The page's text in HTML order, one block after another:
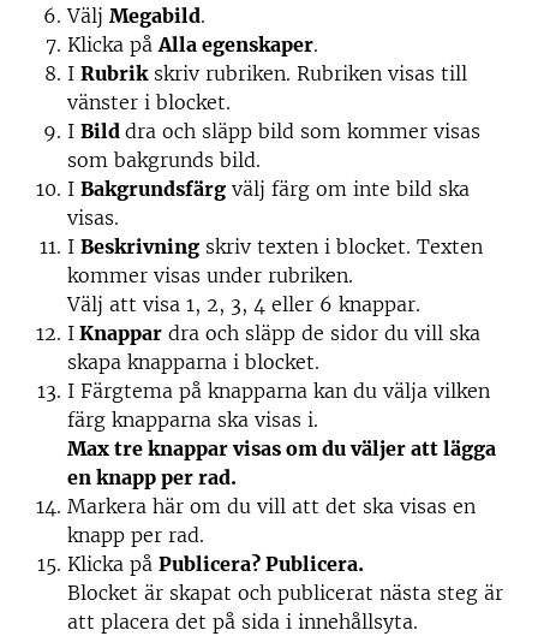
Välj Megabild.
Klicka påAlla egenskaper.
I Rubrikskriv rubriken. Rubriken visas till
vänster i blocket.
I Bild dra och släpp bild som kommer visas
som bakgrunds bild.
I Bakgrundsfärg välj färg om inte bild ska
visas.
I Beskrivning skriv texten i blocket. Texten
kommer visas under rubriken.
Välj att visa 1, 2, 3, 4 eller 6 knappar.
I Knappar dra och släpp de sidor du vill ska
skapa knapparna i blocket.
I Färgtema på knapparna kan du välja vilken
färg knapparna ska visas i.
Max tre knappar visas om du väljer att lägga
en knapp per rad.
Markera här om du vill att det ska visas en
knapp per rad.
Klicka på Publicera? Publicera.
Blocket är skapat och publicerat nästa steg är
att placera det på sida i innehållsyta.